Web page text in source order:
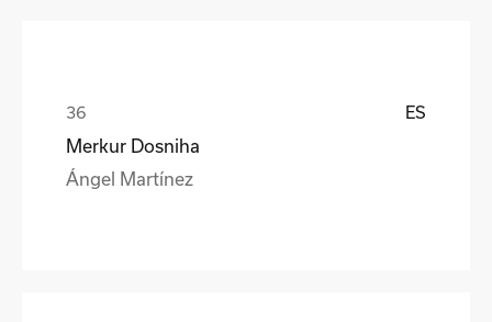
ES
Merkur Dosniha
Ángel Martínez